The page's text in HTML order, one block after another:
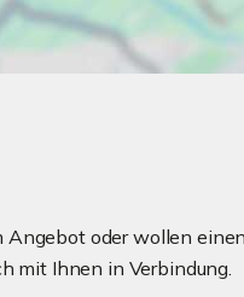
Angebot oder wollen
mit Ihnen in Verbindung.